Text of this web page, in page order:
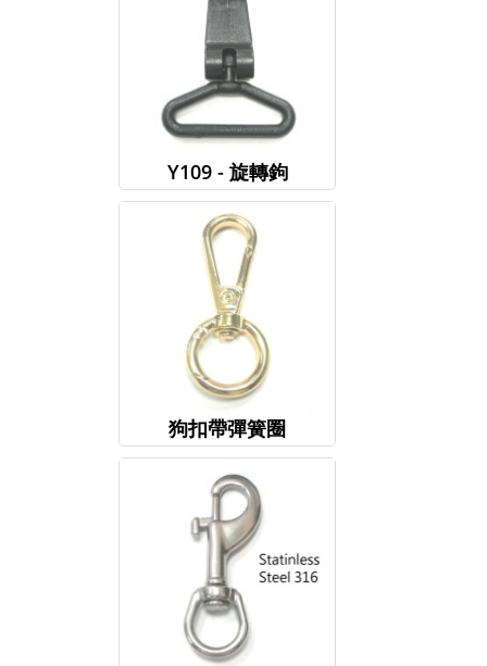
Y109 - 旋轉鉤
狗扣帶彈簧圈